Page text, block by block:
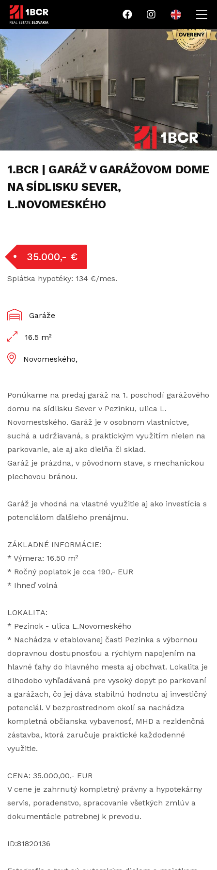
1.BCR | GARÁŽ V GARÁŽOVOM DOME
NA SÍDLISKU SEVER,
L.NOVOMESKÉHO
35.000,- €
Splátka hypotéky: 134 €/mes.
Garáže
16.5 m²
Novomeského,
Ponúkame na predaj garáž na 1. poschodí garážového
domu na sídlisku Sever v Pezinku, ulica L.
Novomestského. Garáž je v osobnom vlastníctve,
suchá a udržiavaná, s praktickým využitím nielen na
parkovanie, ale aj ako dielňa či sklad.
Garáž je prázdna, v pôvodnom stave, s mechanickou
plechovou bránou.
Garáž je vhodná na vlastné využitie aj ako investícia s
potenciálom ďalšieho prenájmu.
ZÁKLADNÉ INFORMÁCIE:
* Výmera: 16.50 m²
* Ročný poplatok je cca 190,- EUR
* Ihneď volná
LOKALITA:
* Pezinok - ulica L.Novomeského
* Nachádza v etablovanej časti Pezinka s výbornou
dopravnou dostupnosťou a rýchlym napojením na
hlavné ťahy do hlavného mesta aj obchvat. Lokalita je
dlhodobo vyhľadávaná pre vysoký dopyt po parkovaní
a garážach, čo jej dáva stabilnú hodnotu aj investičný
potenciál. V bezprostrednom okolí sa nachádza
kompletná občianska vybavenosť, MHD a rezidenčná
zástavba, ktorá zaručuje praktické každodenné
využitie.
CENA: 35.000,00,- EUR
V cene je zahrnutý kompletný právny a hypotekárny
servis, poradenstvo, spracovanie všetkých zmlúv a
dokumentácie potrebnej k prevodu.
ID:81820136